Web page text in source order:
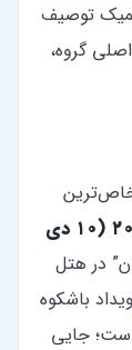
توصیف
گروه،
۳۱ دسامبر ۲۰۲۵ (۱۰ دی
در هتل
باشکوه
استثنایی برای استقبال از سال نو ۲۰۲۶ است؛ جایی